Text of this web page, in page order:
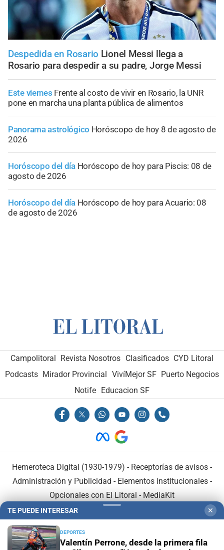
Despedida en Rosario Lionel Messi llega a
Rosario para despedir a su padre, Jorge Messi
Este viernes Frente al costo de vivir en Rosario, la UNR
pone en marcha una planta pública de alimentos
Panorama astrológico Horóscopo de hoy 8 de agosto de
2026
Horóscopo del día Horóscopo de hoy para Piscis: 08 de
agosto de 2026
Horóscopo del día Horóscopo de hoy para Acuario: 08
de agosto de 2026
Campolitoral Revista Nosotros Clasificados CYD Litoral
Podcasts Mirador Provincial VivíMejor SF Puerto Negocios
Notife Educacion SF
Hemeroteca Digital (1930-1979) - Receptorías de avisos -
Administración y Publicidad - Elementos institucionales-
Opcionales con El Litoral - MediaKit
TE PUEDE INTERESAR ✕
DEPORTES
Valentín Perrone, desde la primera fila